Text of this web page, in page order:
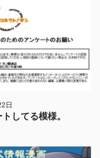
日
してる模様。